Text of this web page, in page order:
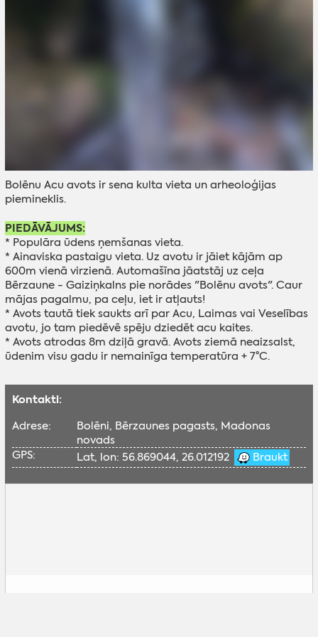
Bolēnu Acu avots ir sena kulta vieta un arheoloģijas
piemineklis.
PIEDĀVĀJUMS:
* Populāra ūdens ņemšanas vieta.
* Ainaviska pastaigu vieta. Uz avotu ir jāiet kājām ap
600m vienā virzienā. Automašīna jāatstāj uz ceļa
Bērzaune - Gaiziņkalns pie norādes "Bolēnu avots". Caur
mājas pagalmu, pa ceļu, iet ir atļauts!
* Avots tautā tiek saukts arī par Acu, Laimas vai Veselības
avotu, jo tam piedēvē spēju dziedēt acu kaites.
* Avots atrodas 8m dziļā gravā. Avots ziemā neaizsalst,
ūdenim visu gadu ir nemainīga temperatūra + 7°C.
Kontakti:
Adrese:
Bolēni, Bērzaunes pagasts, Madonas
novads
GPS:
Lat, lon: 56.869044, 26.012192 Braukt